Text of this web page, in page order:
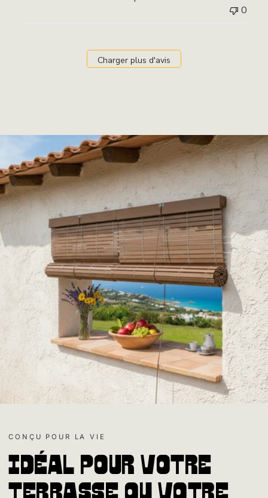
0
Charger plus d'avis
CONÇU POUR LA VIE
Idéal pour votre